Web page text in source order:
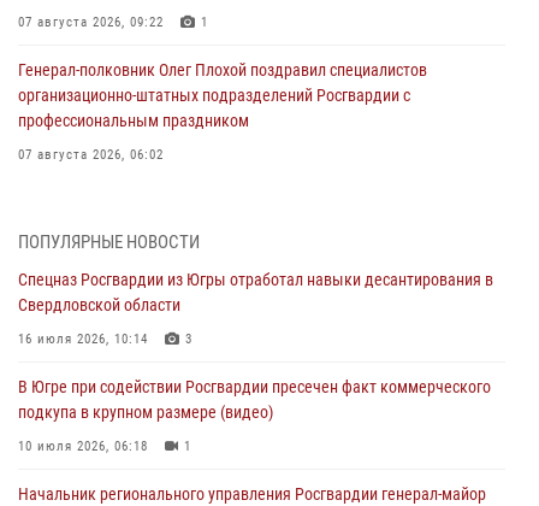
07 августа 2026, 09:22 1
Генерал-полковник Олег Плохой поздравил специалистов
организационно-штатных подразделений Росгвардии с
профессиональным праздником
07 августа 2026, 06:02
Военнослужащие Росгвардии сбили дрон-разведчик ВСУ на южном
направлении
Офицеры Росгвардии и ветераны войск правопорядка почтили
память генерала армии Ивана Кирилловича Яковлева
ПОПУЛЯРНЫЕ НОВОСТИ
Спецназ Росгвардии из Югры отработал навыки десантирования в
Свердловской области
16 июля 2026, 10:14 3
В Югре при содействии Росгвардии пресечен факт коммерческого
подкупа в крупном размере (видео)
10 июля 2026, 06:18 1
Начальник регионального управления Росгвардии генерал-майор